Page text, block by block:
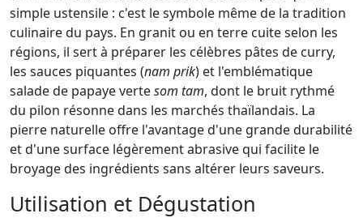
simple ustensile : c'est le symbole même de la tradition
culinaire du pays. En granit ou en terre cuite selon les
régions, il sert à préparer les célèbres pâtes de curry,
les sauces piquantes (nam prik) et l'emblématique
salade de papaye vertesom tam, dont le bruit rythmé
du pilon résonne dans les marchés thaïlandais. La
pierre naturelle offre l'avantage d'une grande durabilité
et d'une surface légèrement abrasive qui facilite le
broyage des ingrédients sans altérer leurs saveurs.
Utilisation et Dégustation